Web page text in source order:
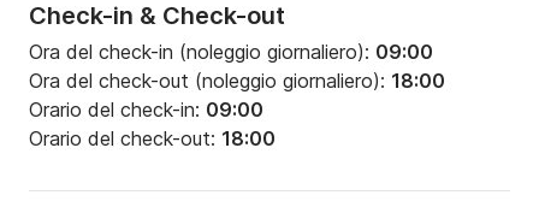
Check-in & Check-out
Ora del check-in (noleggio giornaliero): 09:00
Ora del check-out (noleggio giornaliero): 18:00
Orario del check-in: 09:00
Orario del check-out: 18:00